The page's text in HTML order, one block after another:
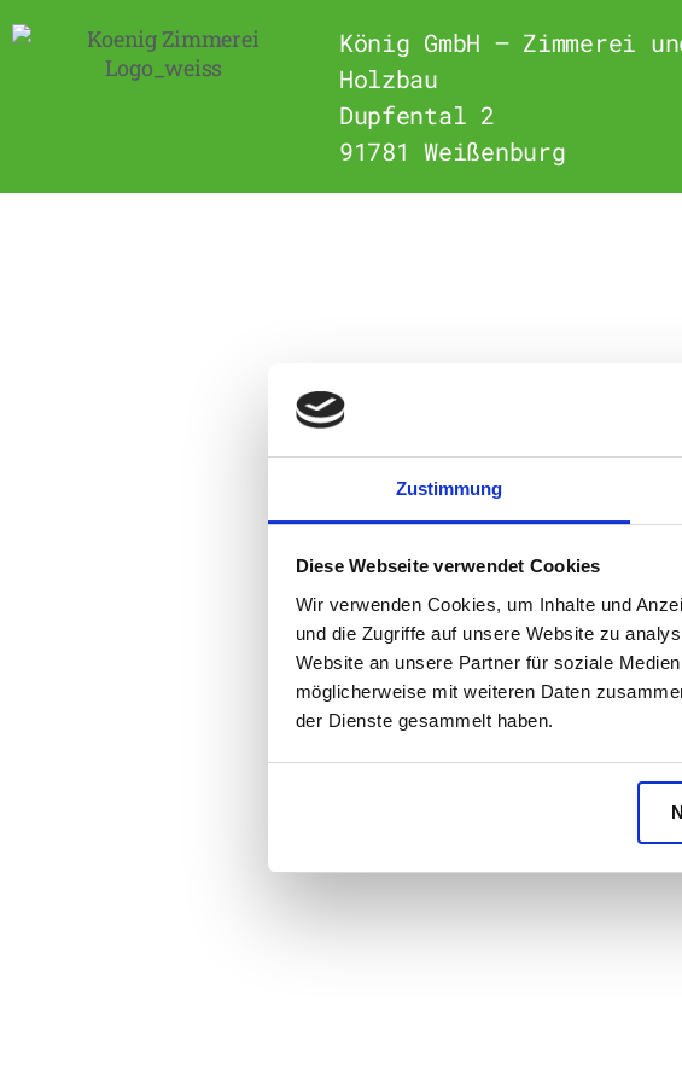
Zustimmung
Diese Webseite verwendet Cookies
Wir verwenden Cookies, um Inhalte und
und die Zugriffe auf unsere Website zu
Website an unsere Partner für soziale
möglicherweise mit weiteren Daten
der Dienste gesammelt haben.
König GmbH – Zimmerei
Holzbau
Dupfental 2
91781 Weißenburg